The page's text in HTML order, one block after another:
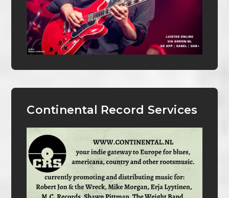
Continental Record Services